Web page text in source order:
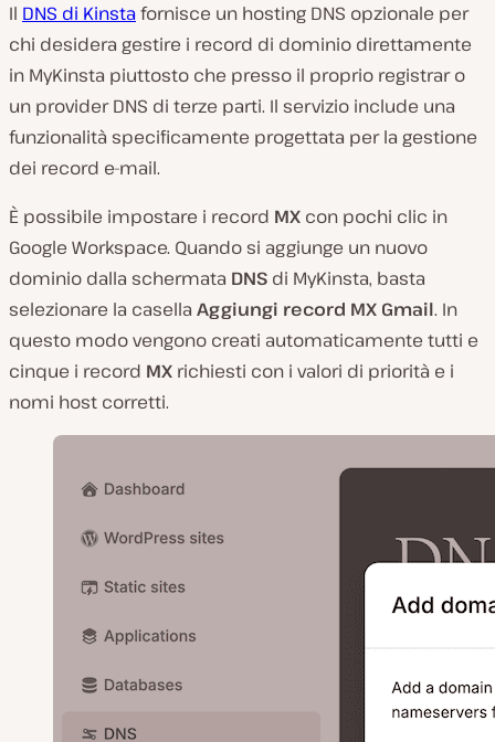
Il DNS di Kinstafornisce un hosting DNS opzionale per
chi desidera gestire i record di dominio direttamente
in MyKinsta piuttosto che presso il proprio registrar o
un provider DNS di terze parti. Il servizio include una
funzionalità specificamente progettata per la gestione
dei record e-mail.
È possibile impostare i record MX con pochi clic in
Google Workspace. Quando si aggiunge un nuovo
dominio dalla schermata DNS di MyKinsta, basta
selezionare la casella Aggiungi record MX Gmail. In
questo modo vengono creati automaticamente tutti e
cinque i record MX richiesti con i valori di priorità e i
nomi host corretti.